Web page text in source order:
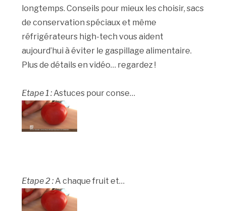
longtemps. Conseils pour mieux les choisir, sacs
de conservation spéciaux et même
réfrigérateurs high-tech vous aident
aujourd’hui à éviter le gaspillage alimentaire.
Plus de détails en vidéo… regardez !
Etape 1 :Astuces pour conse…
Etape 2 :A chaque fruit et…